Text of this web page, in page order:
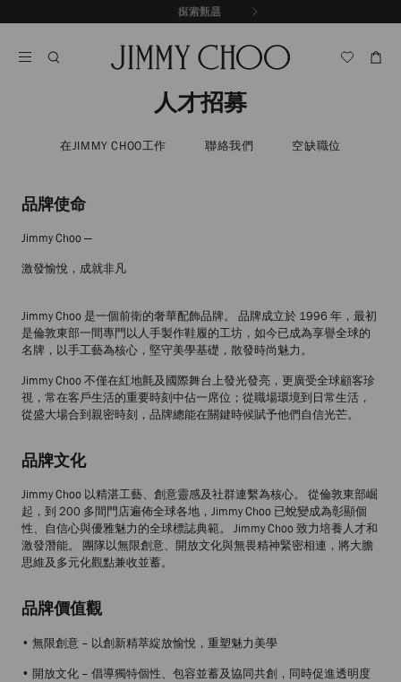
至
探索新品
出游甄選
人才招募
在JIMMY CHOO工作 聯絡我們 空缺職位
品牌使命
Jimmy Choo —
激發愉悅，成就非凡
Jimmy Choo 是一個前衛的奢華配飾品牌。 品牌成立於 1996 年，最初
是倫敦東部一間專門以人手製作鞋履的工坊，如今已成為享譽全球的
名牌，以手工藝為核心，堅守美學基礎，散發時尚魅力。
Jimmy Choo 不僅在紅地氈及國際舞台上發光發亮，更廣受全球顧客珍
視，常在客戶生活的重要時刻中佔一席位；從職場環境到日常生活，
從盛大場合到親密時刻，品牌總能在關鍵時候賦予他們自信光芒。
品牌文化
Jimmy Choo 以精湛工藝、創意靈感及社群連繫為核心。 從倫敦東部崛
起，到 200 多間門店遍佈全球各地，Jimmy Choo 已蛻變成為彰顯個
性、自信心與優雅魅力的全球標誌典範。 Jimmy Choo 致力培養人才和
激發潛能。 團隊以無限創意、開放文化與無畏精神緊密相連，將大膽
思維及多元化觀點兼收並蓄。
品牌價值觀
• 無限創意 – 以創新精萃綻放愉悅，重塑魅力美學
• 開放文化 – 倡導獨特個性、包容並蓄及協同共創，同時促進透明度